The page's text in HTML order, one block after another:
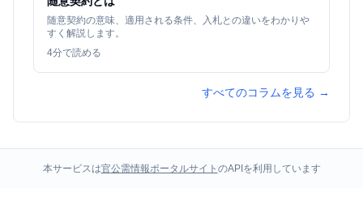
随意契約の意味、適用される条件、入札との違いをわかりや
すく解説します。
4分で読める
すべてのコラムを見る →
本サービスは官公需情報ポータルサイト のAPIを利用しています